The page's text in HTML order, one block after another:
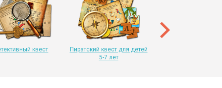
квест
Пиратский квест для детей
5-7 лет